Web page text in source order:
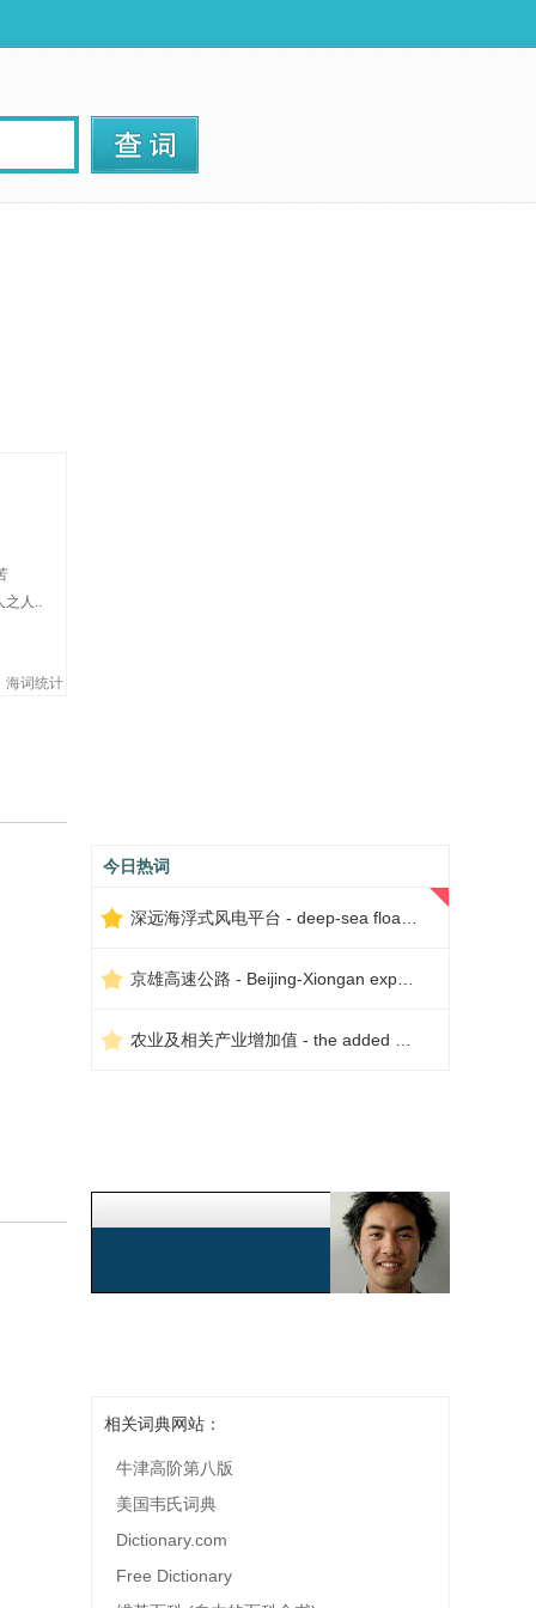
海词统计
之人..
今日热词
相关词典网站：
牛津高阶第八版
美国韦氏词典
Dictionary.com
Free Dictionary